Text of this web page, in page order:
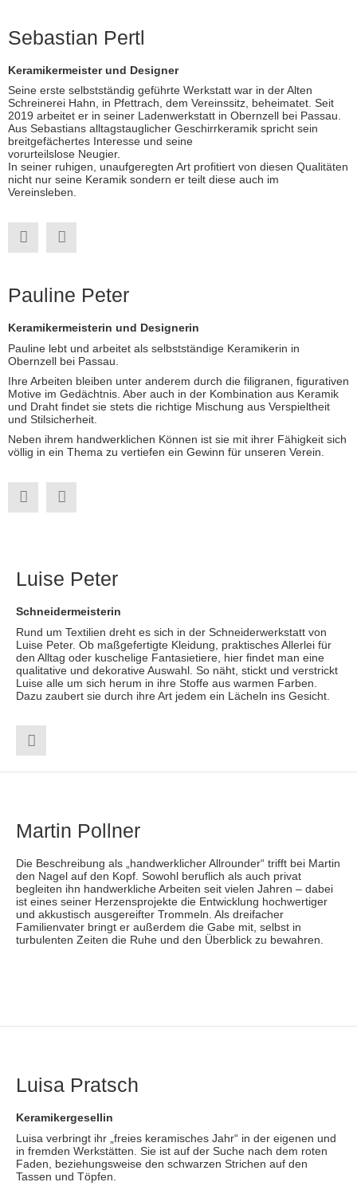
Sebastian Pertl
Keramikermeister und Designer
Seine erste selbstständig geführte Werkstatt war in der Alten
Schreinerei Hahn, in Pfettrach, dem Vereinssitz, beheimatet. Seit
2019 arbeitet er in seiner Ladenwerkstatt in Obernzell bei Passau.
Aus Sebastians alltagstauglicher Geschirrkeramik spricht sein
breitgefächertes Interesse und seine
vorurteilslose Neugier.
In seiner ruhigen, unaufgeregten Art profitiert von diesen Qualitäten
nicht nur seine Keramik sondern er teilt diese auch im
Vereinsleben.
Pauline Peter
Keramikermeisterin und Designerin
Pauline lebt und arbeitet als selbstständige Keramikerin in
Obernzell bei Passau.
Ihre Arbeiten bleiben unter anderem durch die filigranen, figurativen
Motive im Gedächtnis. Aber auch in der Kombination aus Keramik
und Draht findet sie stets die richtige Mischung aus Verspieltheit
und Stilsicherheit.
Neben ihrem handwerklichen Können ist sie mit ihrer Fähigkeit sich
völlig in ein Thema zu vertiefen ein Gewinn für unseren Verein.
Luise Peter
Schneidermeisterin
Rund um Textilien dreht es sich in der Schneiderwerkstatt von
Luise Peter. Ob maßgefertigte Kleidung, praktisches Allerlei für
den Alltag oder kuschelige Fantasietiere, hier findet man eine
qualitative und dekorative Auswahl. So näht, stickt und verstrickt
Luise alle um sich herum in ihre Stoffe aus warmen Farben.
Dazu zaubert sie durch ihre Art jedem ein Lächeln ins Gesicht.
Martin Pollner
Die Beschreibung als „handwerklicher Allrounder“ trifft bei Martin
den Nagel auf den Kopf. Sowohl beruflich als auch privat
begleiten ihn handwerkliche Arbeiten seit vielen Jahren – dabei
ist eines seiner Herzensprojekte die Entwicklung hochwertiger
und akkustisch ausgereifter Trommeln. Als dreifacher
Familienvater bringt er außerdem die Gabe mit, selbst in
turbulenten Zeiten die Ruhe und den Überblick zu bewahren.
Luisa Pratsch
Keramikergesellin
Luisa verbringt ihr „freies keramisches Jahr“ in der eigenen und
in fremden Werkstätten. Sie ist auf der Suche nach dem roten
Faden, beziehungsweise den schwarzen Strichen auf den
Tassen und Töpfen.